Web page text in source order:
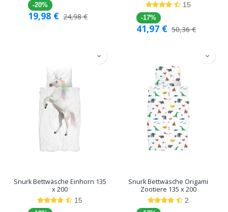
-20%
19,98 € 24,98€
15
-17%
41,97 € 50,36€
Snurk Bettwäsche Einhorn 135
x 200
15
Snurk Bettwäsche Origami
Zootiere 135 x 200
2